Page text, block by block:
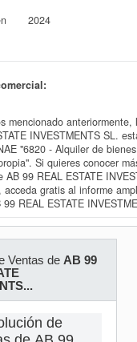
2024
mencionado anteriormente,
INVESTMENTS SL.
"6820 - Alquiler de
Si quieres conocer
AB 99 REAL ESTATE
acceda gratis al informe
99 REAL ESTATE
Ventas de AB 99
de